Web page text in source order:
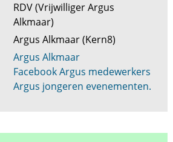
RDV (Vrijwilliger Argus
Alkmaar)
Argus Alkmaar (Kern8)
Argus Alkmaar
Facebook Argus medewerkers
Argus jongeren evenementen.